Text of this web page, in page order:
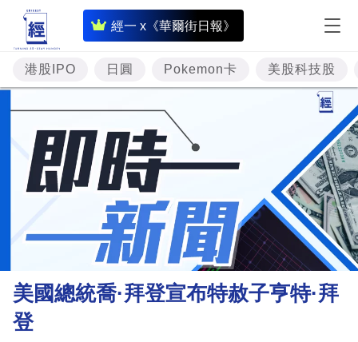
經一 x《華爾街日報》
即
時
財
經
專
題
投
資
樓
市
財
港股IPO 日圓 Pokemon卡 美股科技股
美國總統喬·拜登宣布特赦子亨特·拜
登